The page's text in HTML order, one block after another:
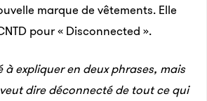
marque de vêtements. Elle
pour « Disconnected ».
à expliquer en deux phrases, mais
dire déconnecté de tout ce qui